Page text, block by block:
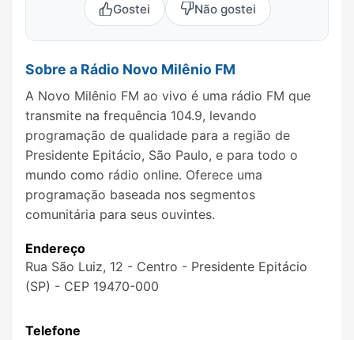
Gostei Não gostei
Sobre a Rádio Novo Milênio FM
A Novo Milênio FM ao vivo é uma rádio FM que
transmite na frequência 104.9, levando
programação de qualidade para a região de
Presidente Epitácio, São Paulo, e para todo o
mundo como rádio online. Oferece uma
programação baseada nos segmentos
comunitária para seus ouvintes.
Endereço
Rua São Luiz, 12 - Centro - Presidente Epitácio
(SP) - CEP 19470-000
Telefone